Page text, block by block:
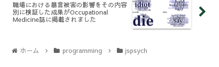
職場における暴言被害の影響をその内容
別に検証した成果がOccupational
Medicine誌に掲載されました
ホーム programming jspsych